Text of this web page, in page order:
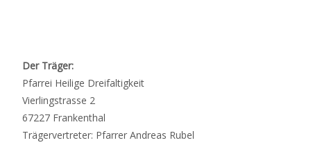
Der Träger:
Pfarrei Heilige Dreifaltigkeit
Vierlingstrasse 2
67227 Frankenthal
Trägervertreter: Pfarrer Andreas Rubel